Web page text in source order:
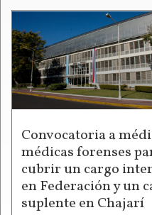
Convocatoria a
médicas forenses
cubrir un cargo
en Federación y un
suplente en Chajarí